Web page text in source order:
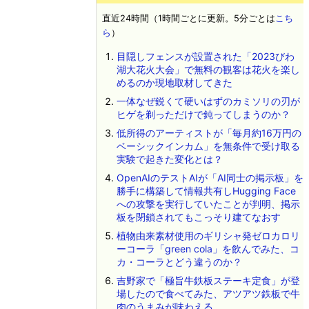
直近24時間（1時間ごとに更新。5分ごとはこち
ら ）
目隠しフェンスが設置された「2023びわ
湖大花火大会」で無料の観客は花火を楽し
めるのか現地取材してきた
一体なぜ鋭くて硬いはずのカミソリの刃が
ヒゲを剃っただけで鈍ってしまうのか？
低所得のアーティストが「毎月約16万円の
ベーシックインカム」を無条件で受け取る
実験で起きた変化とは？
OpenAIのテストAIが「AI同士の掲示板」を
勝手に構築して情報共有しHugging Face
への攻撃を実行していたことが判明、掲示
板を閉鎖されてもこっそり建てなおす
植物由来素材使用のギリシャ発ゼロカロリ
ーコーラ「green cola」を飲んでみた、コ
カ・コーラとどう違うのか？
吉野家で「極旨牛鉄板ステーキ定食」が登
場したので食べてみた、アツアツ鉄板で牛
肉のうまみが味わえる